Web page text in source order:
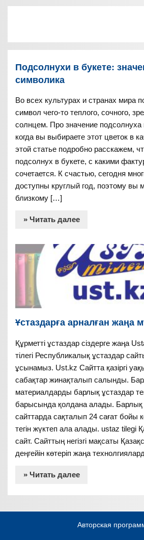
Подсолнухи в букете:
символика
Во всех культурах и странах мира
символ чего-то теплого, сочного,
солнцем. Про значение подсолнуха
когда вы выбираете этот цветок в
этой статье подробно расскажем,
подсолнух в букете, с какими
сочетается. К счастью, сегодня
доступны круглый год, поэтому вы
близкому […]
» Читать далее
Ұстаздарға арналған жаңа
Құрметті ұстаздар сіздерге жаңа
тілегі Республикалық ұстаздар
ұсынамыз. Ust.kz Сайтта қазіргі
сабақтар жинақталып салынды.
материалдарды барлық ұстаздар
барысында қолдана алады. Барлық
сайттарда сақталып 24 сағат бойы
тегін жүктеп ала алады. ustaz tilegi
сайт. Сайттың негізгі мақсаты
деңгейін көтеріп жаңа
» Читать далее
Авторская